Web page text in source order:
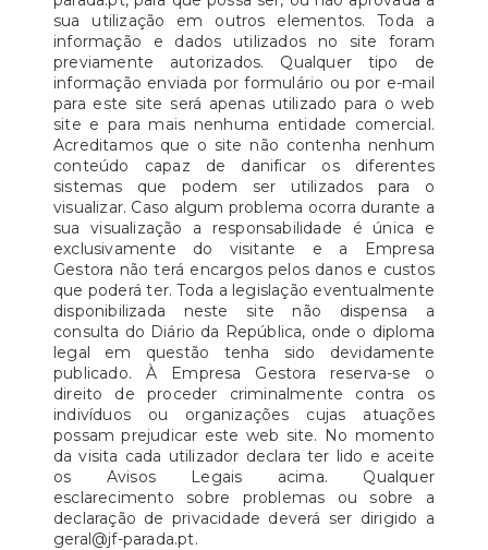
sua utilização em outros elementos. Toda a
informação e dados utilizados no site foram
previamente autorizados. Qualquer tipo de
informação enviada por formulário ou por e-mail
para este site será apenas utilizado para o web
site e para mais nenhuma entidade comercial.
Acreditamos que o site não contenha nenhum
conteúdo capaz de danificar os diferentes
sistemas que podem ser utilizados para o
visualizar. Caso algum problema ocorra durante a
sua visualização a responsabilidade é única e
exclusivamente do visitante e a Empresa
Gestora não terá encargos pelos danos e custos
que poderá ter. Toda a legislação eventualmente
disponibilizada neste site não dispensa a
consulta do Diário da República, onde o diploma
legal em questão tenha sido devidamente
publicado. À Empresa Gestora reserva-se o
direito de proceder criminalmente contra os
indivíduos ou organizações cujas atuações
possam prejudicar este web site. No momento
da visita cada utilizador declara ter lido e aceite
os Avisos Legais acima. Qualquer
esclarecimento sobre problemas ou sobre a
declaração de privacidade deverá ser dirigido a
geral@jf-parada.pt.